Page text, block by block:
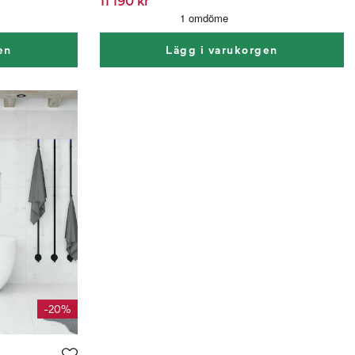
Lägg i varukorgen
-20%